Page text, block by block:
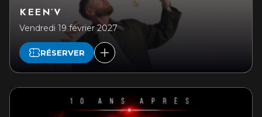
KEEN’V
Vendredi 19 février 2027
RÉSERVER